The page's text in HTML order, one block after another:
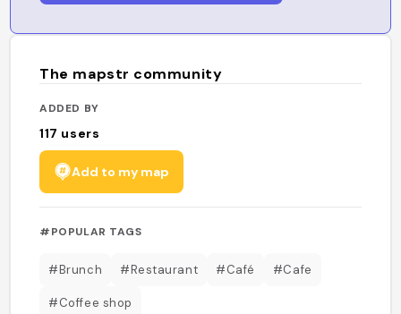
The mapstr community
ADDED BY
117 users
Add to my map
#POPULAR TAGS
#Brunch #Restaurant #Café #Cafe
#Coffee shop